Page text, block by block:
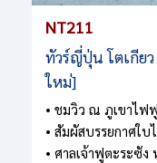
NT211
ทัวร์ญี่ปุ่น โตเกีย
ใหม่]
• ชมวิว ณ ภูเขาไฟ
• สัมผัสบรรยกาศใ
• ศาลเจ้าฟูตะระซัง